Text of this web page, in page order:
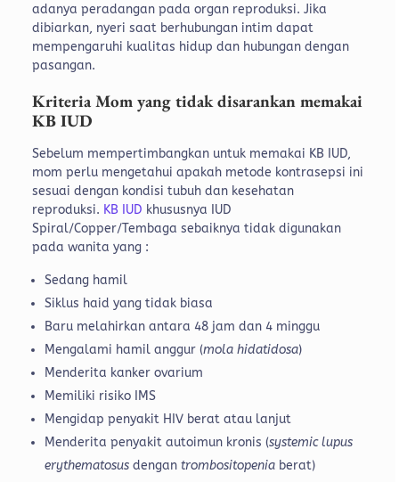
adanya peradangan pada organ reproduksi. Jika
dibiarkan, nyeri saat berhubungan intim dapat
mempengaruhi kualitas hidup dan hubungan dengan
pasangan.
Kriteria Mom yang tidak disarankan memakai
KB IUD
Sebelum mempertimbangkan untuk memakai KB IUD,
mom perlu mengetahui apakah metode kontrasepsi ini
sesuai dengan kondisi tubuh dan kesehatan
reproduksi. KB IUD khususnya IUD
Spiral/Copper/Tembaga sebaiknya tidak digunakan
pada wanita yang :
Sedang hamil
Siklus haid yang tidak biasa
Baru melahirkan antara 48 jam dan 4 minggu
Mengalami hamil anggur (mola hidatidosa)
Menderita kanker ovarium
Memiliki risiko IMS
Mengidap penyakit HIV berat atau lanjut
Menderita penyakit autoimun kronis (systemic lupus
erythematosusdengan trombositopeniaberat)